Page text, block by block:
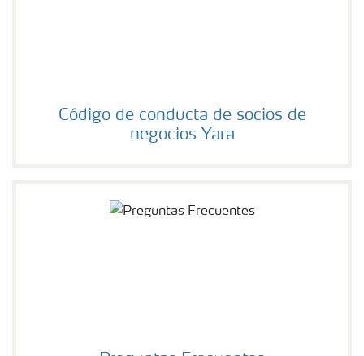
Código de conducta de socios de
negocios Yara